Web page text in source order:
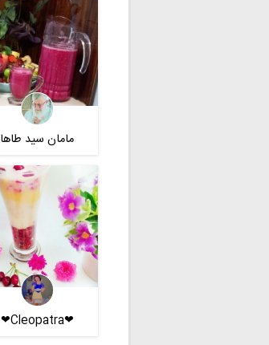
مامان سید طاها
❤Cleopatra❤